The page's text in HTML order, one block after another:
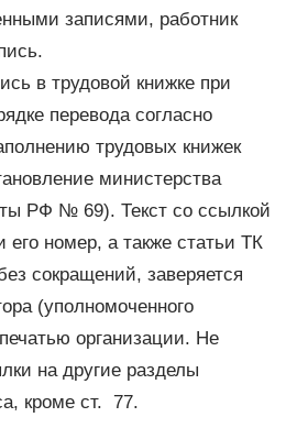
записями, работник
в трудовой книжке при
перевода согласно
трудовых книжек
министерства
РФ № 69). Текст со ссылкой
его номер, а также статьи ТК
сокращений, заверяется
(уполномоченного
организации. Не
на другие разделы
кроме ст. 77.